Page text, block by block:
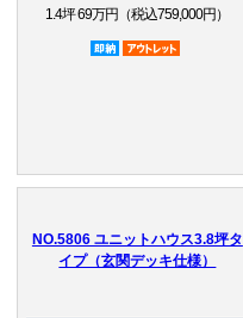
1.4坪 69万円（税込759,000円）
即納品
NO.5806 ユニットハウス3.8坪タ
イプ（玄関デッキ仕様）